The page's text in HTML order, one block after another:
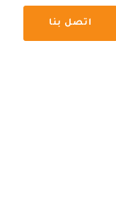
اتصل بنا